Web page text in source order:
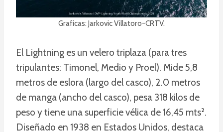
Graficas: Jarkovic Villatoro-CRTV.
El Lightning es un velero triplaza (para tres
tripulantes: Timonel, Medio y Proel). Mide 5,8
metros de eslora (largo del casco), 2.0 metros
de manga (ancho del casco), pesa 318 kilos de
peso y tiene una superficie vélica de 16,45 mts².
Diseñado en 1938 en Estados Unidos, destaca